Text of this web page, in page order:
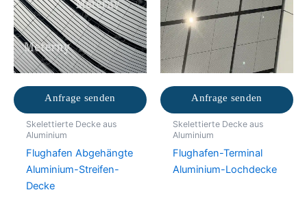
Anfrage senden
Skelettierte Decke aus
Aluminium
Flughafen Abgehängte
Aluminium-Streifen-
Decke
Anfrage senden
Skelettierte Decke aus
Aluminium
Flughafen-Terminal
Aluminium-Lochdecke